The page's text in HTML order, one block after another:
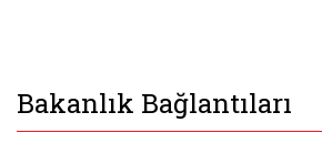
Bakanlık Bağlantıları